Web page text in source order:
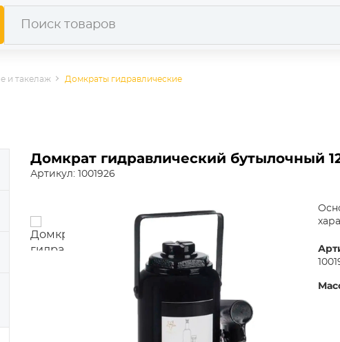
и такелаж Домкраты гидравлические
Домкрат гидравлический бутылочный
Артикул: 1001926